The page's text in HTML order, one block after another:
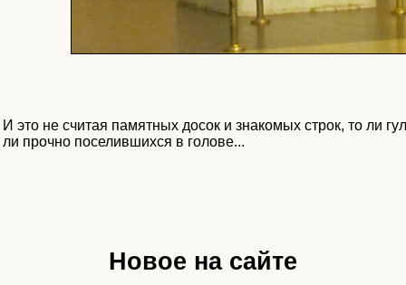
И это не считая памятных досок и знакомых строк, то ли
ли прочно поселившихся в голове...
Новое на сайте